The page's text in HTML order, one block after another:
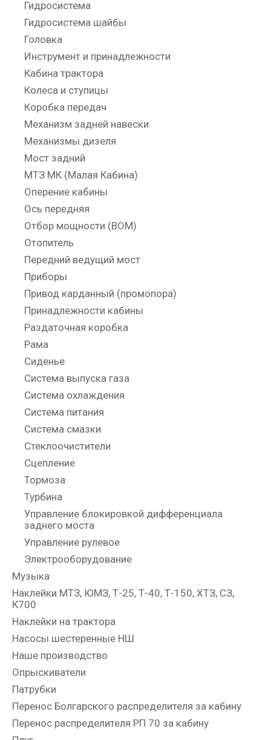
Гидросистема
Гидросистема шайбы
Головка
Инструмент и принадлежности
Кабина трактора
Колеса и ступицы
Коробка передач
Механизм задней навески
Механизмы дизеля
Мост задний
МТЗ МК (Малая Кабина)
Оперение кабины
Ось передняя
Отбор мощности (ВОМ)
Отопитель
Передний ведущий мост
Приборы
Привод карданный (промопора)
Принадлежности кабины
Раздаточная коробка
Рама
Сиденье
Система выпуска газа
Система охлаждения
Система питания
Система смазки
Стеклоочистители
Сцепление
Тормоза
Турбина
Управление блокировкой дифференциала
заднего моста
Управление рулевое
Электрооборудование
Музыка
Наклейки МТЗ, ЮМЗ, Т-25, Т-40, Т-150, ХТЗ, СЗ,
К700
Наклейки на трактора
Насосы шестеренные НШ
Наше производство
Опрыскиватели
Патрубки
Перенос Болгарского распределителя за кабину
Перенос распределителя РП 70 за кабину